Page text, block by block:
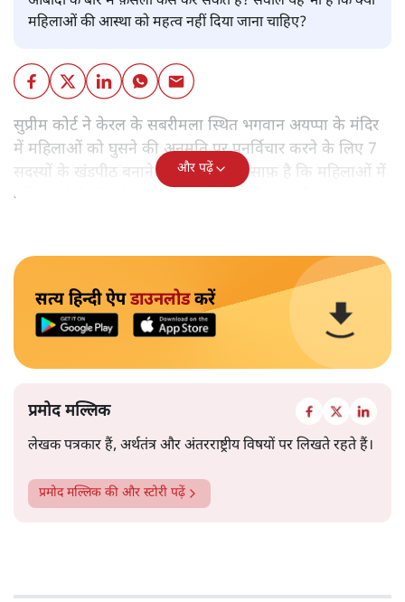
महिलाओं की आस्था को महत्व नहीं दिया जाना चाहिए?
सुप्रीम कोर्ट ने केरल के सबरीमला स्थित भगवान अयप्पा के मंदिर
में महिलाओं को घुसने की अनुमति पर पुनर्विचार करने के लिए 7
सदस्यों के खंडपीठ बनाने को कहा। इससे साफ़ है कि महिलाओं में
मंदिर जाने के फ़ैसले पर सरकार ने रोक नहीं लगाई है।
और पढ़ें
सत्य हिन्दी ऐपडाउनलोडकरें
प्रमोद मल्लिक
लेखक पत्रकार हैं, अर्थतंत्र और अंतरराष्ट्रीय विषयों पर लिखते रहते हैं।
प्रमोद मल्लिक की और स्टोरी पढ़ें